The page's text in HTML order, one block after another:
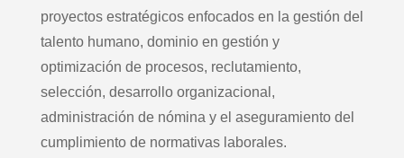
proyectos estratégicos enfocados en la gestión del
talento humano, dominio en gestión y
optimización de procesos, reclutamiento,
selección, desarrollo organizacional,
administración de nómina y el aseguramiento del
cumplimiento de normativas laborales.